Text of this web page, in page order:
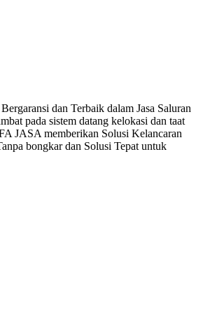
dan Terbaik dalam Jasa Saluran
pada sistem datang kelokasi dan taat
JASA memberikan Solusi Kelancaran
bongkar dan Solusi Tepat untuk